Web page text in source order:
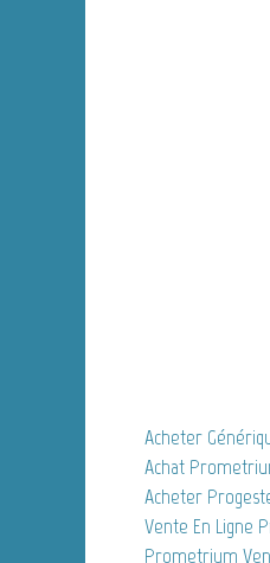
Acheter
Achat
Acheter
Vente En Ligne
Prometrium